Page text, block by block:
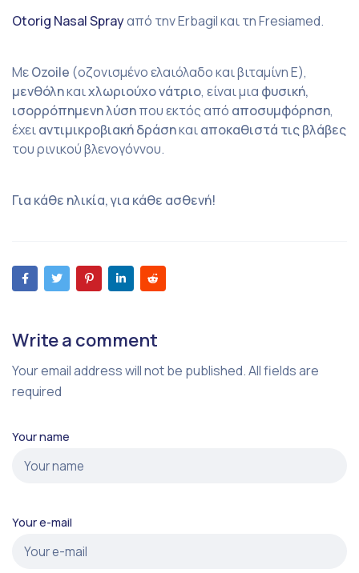
Otorig Nasal Sprayαπό την Erbagil και τη Fresiamed.
ΜεOzoile (οζονισμένο ελαιόλαδο και βιταμίνη Ε),
μενθόληκαιχλωριούχο νάτριο, είναι μια φυσική,
ισορρόπημενη λύσηπου εκτός από αποσυμφόρηση,
έχειαντιμικροβιακή δράσηκαιαποκαθιστά τις βλάβες
του ρινικού βλενογόννου.
Για κάθε ηλικία, για κάθε ασθενή!
Write a comment
Your email address will not be published. All fields are
required
Your name
Your e-mail